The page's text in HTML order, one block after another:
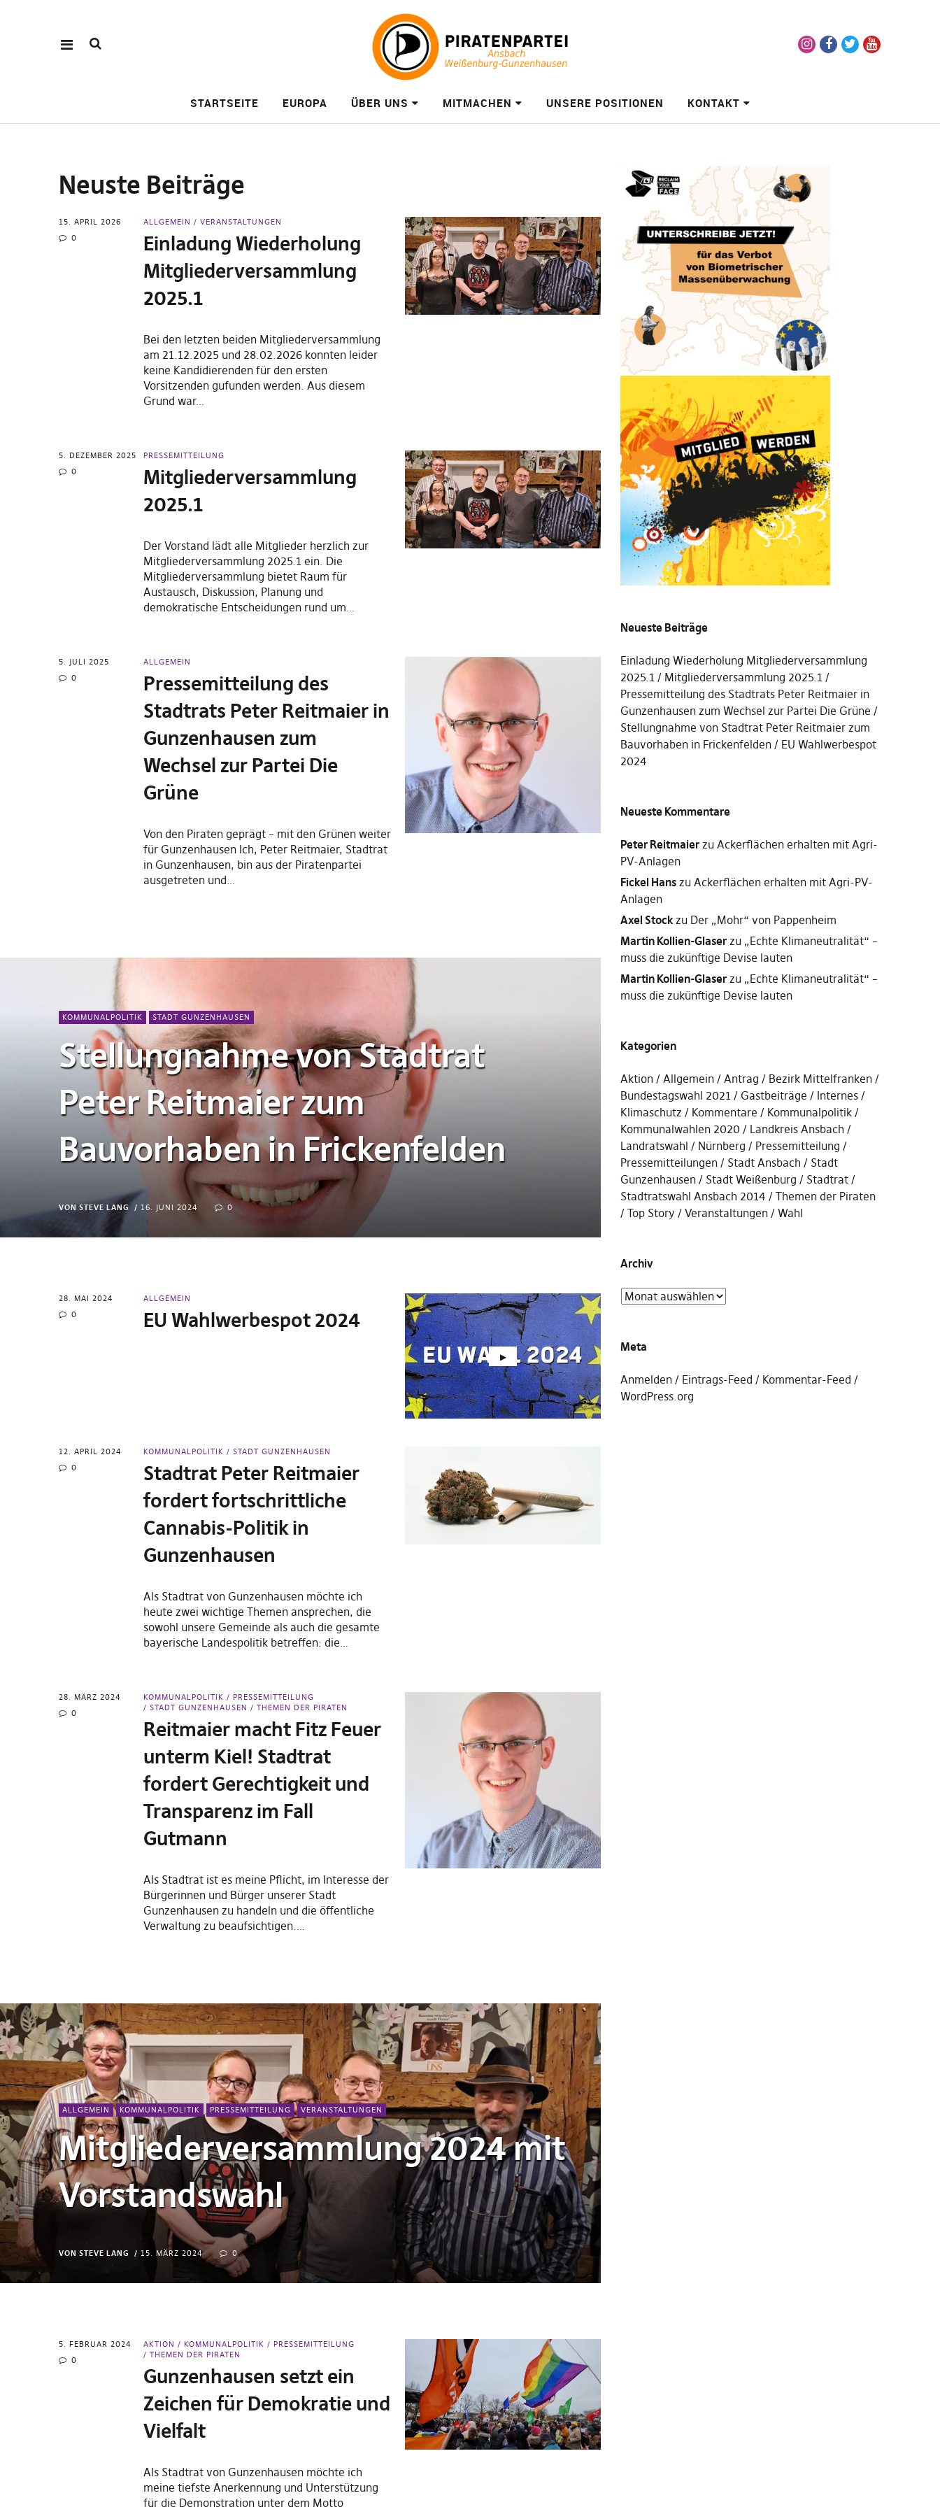
STARTSEITE EUROPA ÜBER UNS MITMACHEN UNSERE POSITIONEN KONTAKT
Neuste Beiträge
15. APRIL 2026
0
ALLGEMEIN VERANSTALTUNGEN
Einladung Wiederholung
Mitgliederversammlung
2025.1
Bei den letzten beiden Mitgliederversammlung
am 21.12.2025 und 28.02.2026 konnten leider
keine Kandidierenden für den ersten
Vorsitzenden gufunden werden. Aus diesem
Grund war…
5. DEZEMBER 2025
0
PRESSEMITTEILUNG
Mitgliederversammlung
2025.1
Der Vorstand lädt alle Mitglieder herzlich zur
Mitgliederversammlung 2025.1 ein. Die
Mitgliederversammlung bietet Raum für
Austausch, Diskussion, Planung und
demokratische Entscheidungen rund um…
5. JULI 2025
0
ALLGEMEIN
Pressemitteilung des
Stadtrats Peter Reitmaier in
Gunzenhausen zum
Wechsel zur Partei Die
Grüne
Von den Piraten geprägt – mit den Grünen weiter
für Gunzenhausen Ich, Peter Reitmaier, Stadtrat
in Gunzenhausen, bin aus der Piratenpartei
ausgetreten und…
VON STEVE LANG 16. JUNI 2024 0
KOMMUNALPOLITIK STADT GUNZENHAUSEN
Stellungnahme von Stadtrat
Peter Reitmaier zum
Bauvorhaben in Frickenfelden
28. MAI 2024
0
ALLGEMEIN
EU Wahlwerbespot 2024
12. APRIL 2024
0
KOMMUNALPOLITIK STADT GUNZENHAUSEN
Stadtrat Peter Reitmaier
fordert fortschrittliche
Cannabis-Politik in
Gunzenhausen
Als Stadtrat von Gunzenhausen möchte ich
heute zwei wichtige Themen ansprechen, die
sowohl unsere Gemeinde als auch die gesamte
bayerische Landespolitik betreffen: die…
28. MÄRZ 2024
0
KOMMUNALPOLITIK
PRESSEMITTEILUNG
STADT GUNZENHAUSEN
THEMEN DER PIRATEN
Reitmaier macht Fitz Feuer
unterm Kiel! Stadtrat
fordert Gerechtigkeit und
Transparenz im Fall
Gutmann
Als Stadtrat ist es meine Pflicht, im Interesse der
Bürgerinnen und Bürger unserer Stadt
Gunzenhausen zu handeln und die öffentliche
Verwaltung zu beaufsichtigen.…
VON STEVE LANG 15. MÄRZ 2024 0
ALLGEMEIN KOMMUNALPOLITIK PRESSEMITTEILUNG VERANSTALTUNGEN
Mitgliederversammlung 2024 mit
Vorstandswahl
5. FEBRUAR 2024
0
AKTION KOMMUNALPOLITIK
PRESSEMITTEILUNG
THEMEN DER PIRATEN
Gunzenhausen setzt ein
Zeichen für Demokratie und
Vielfalt
Als Stadtrat von Gunzenhausen möchte ich
meine tiefste Anerkennung und Unterstützung
für die Demonstration unter dem Motto
Neueste Beiträge
Einladung Wiederholung Mitgliederversammlung
2025.1
Mitgliederversammlung 2025.1
Pressemitteilung des Stadtrats Peter Reitmaier in
Gunzenhausen zum Wechsel zur Partei Die Grüne
Stellungnahme von Stadtrat Peter Reitmaier zum
Bauvorhaben in Frickenfelden
EU Wahlwerbespot
2024
Neueste Kommentare
Peter Reitmaierzu Ackerflächen erhalten mit Agri-
PV-Anlagen
Fickel Hanszu Ackerflächen erhalten mit Agri-PV-
Anlagen
Axel Stockzu Der „Mohr“ von Pappenheim
Martin Kollien-Glaserzu „Echte Klimaneutralität“ –
muss die zukünftige Devise lauten
Martin Kollien-Glaserzu „Echte Klimaneutralität“ –
muss die zukünftige Devise lauten
Kategorien
Aktion Allgemein Antrag
Bezirk Mittelfranken
Bundestagswahl 2021
Gastbeiträge
Internes
Klimaschutz
Kommentare
Kommunalpolitik
Kommunalwahlen 2020
Landkreis Ansbach
Landratswahl
Nürnberg
Pressemitteilung
Pressemitteilungen
Stadt Ansbach
Stadt
Gunzenhausen
Stadt Weißenburg
Stadtrat
Stadtratswahl Ansbach 2014
Themen der Piraten
Top Story
Veranstaltungen Wahl
Archiv
Meta
Anmelden Eintrags-Feed
Kommentar-Feed
WordPress.org